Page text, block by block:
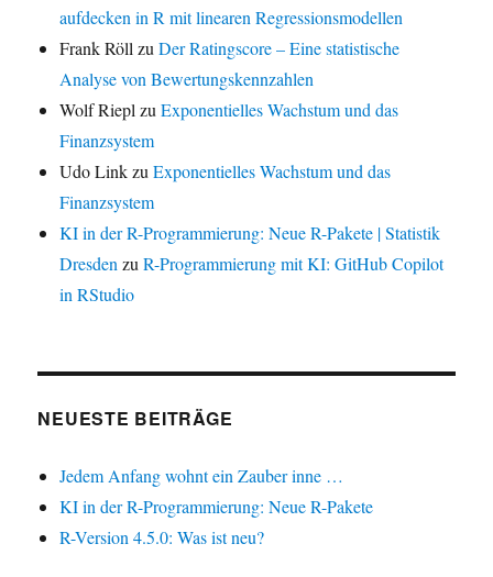
aufdecken in R mit linearen Regressionsmodellen
Frank Röll zuDer Ratingscore – Eine statistische
Analyse von Bewertungskennzahlen
Wolf Riepl zuExponentielles Wachstum und das
Finanzsystem
Udo LinkzuExponentielles Wachstum und das
Finanzsystem
KI in der R-Programmierung: Neue R-Pakete | Statistik
Dresden zuR-Programmierung mit KI: GitHub Copilot
in RStudio
NEUESTE BEITRÄGE
Jedem Anfang wohnt ein Zauber inne …
KI in der R-Programmierung: Neue R-Pakete
R-Version 4.5.0: Was ist neu?